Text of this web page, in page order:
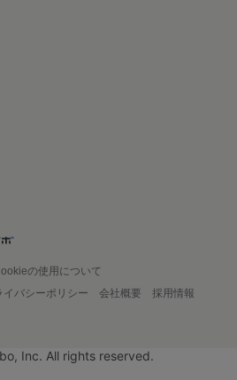
の使用について
イバシーポリシー 会社概要
採用情報
Inc. All rights reserved.